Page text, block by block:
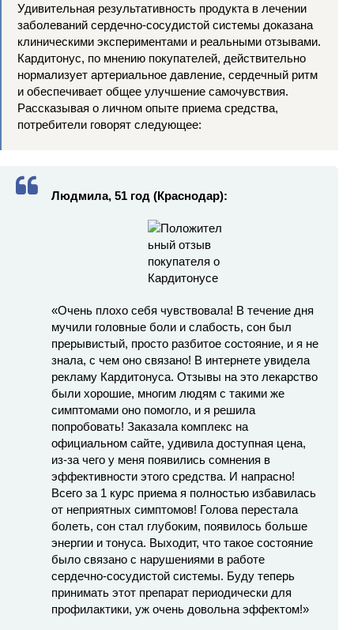
Удивительная результативность продукта в лечении
заболеваний сердечно-сосудистой системы доказана
клиническими экспериментами и реальными отзывами.
Кардитонус, по мнению покупателей, действительно
нормализует артериальное давление, сердечный ритм
и обеспечивает общее улучшение самочувствия.
Рассказывая о личном опыте приема средства,
потребители говорят следующее:
Людмила, 51 год (Краснодар):
«Очень плохо себя чувствовала! В течение дня
мучили головные боли и слабость, сон был
прерывистый, просто разбитое состояние, и я не
знала, с чем оно связано! В интернете увидела
рекламу Кардитонуса. Отзывы на это лекарство
были хорошие, многим людям с такими же
симптомами оно помогло, и я решила
попробовать! Заказала комплекс на
официальном сайте, удивила доступная цена,
из-за чего у меня появились сомнения в
эффективности этого средства. И напрасно!
Всего за 1 курс приема я полностью избавилась
от неприятных симптомов! Голова перестала
болеть, сон стал глубоким, появилось больше
энергии и тонуса. Выходит, что такое состояние
было связано с нарушениями в работе
сердечно-сосудистой системы. Буду теперь
принимать этот препарат периодически для
профилактики, уж очень довольна эффектом!»